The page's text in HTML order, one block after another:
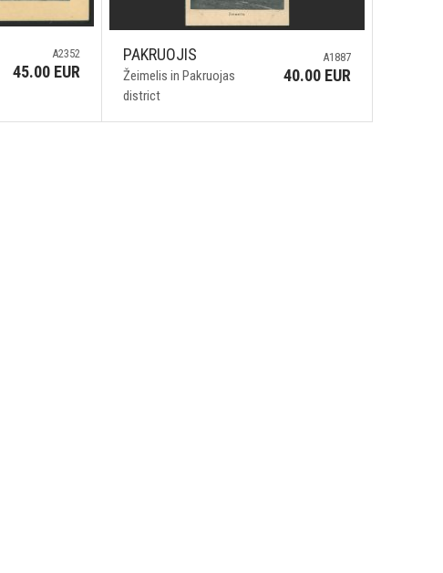
A2352
45.00 EUR
PAKRUOJIS
Žeimelis in Pakruojas
district
A1887
40.00 EUR